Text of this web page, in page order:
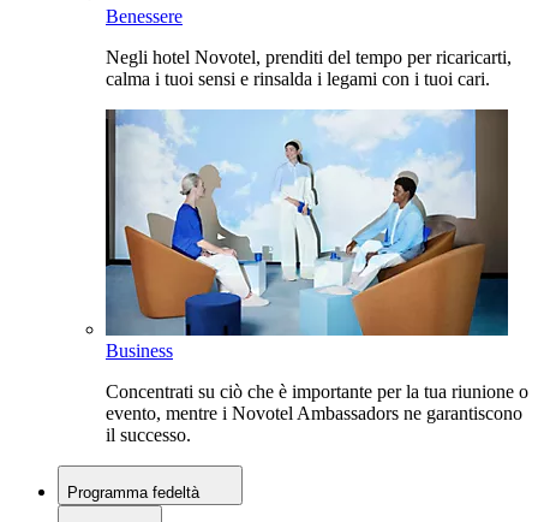
Benessere
Negli hotel Novotel, prenditi del tempo per ricaricarti,
calma i tuoi sensi e rinsalda i legami con i tuoi cari.
Business
Concentrati su ciò che è importante per la tua riunione o
evento, mentre i Novotel Ambassadors ne garantiscono
il successo.
Programma fedeltà